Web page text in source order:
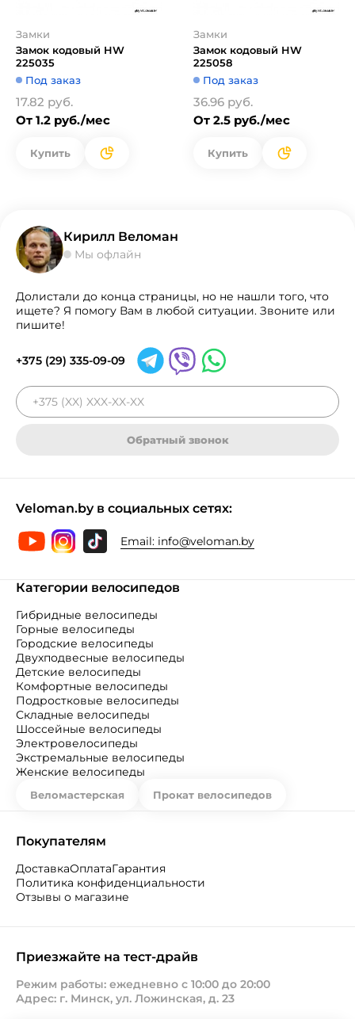
Замки
Замок кодовый HW
225035
Под заказ
17.82 руб.
От 1.2 руб./мес
Купить
Замки
Замок кодовый HW
225058
Под заказ
36.96 руб.
От 2.5 руб./мес
Купить
Кирилл Веломан
Мы офлайн
Долистали до конца страницы, но не нашли того, что
ищете? Я помогу Вам в любой ситуации. Звоните или
пишите!
+375 (29) 335-09-09
Обратный звонок
Veloman.by в социальных сетях:
Email: info@veloman.by
Категории велосипедов
Гибридные велосипеды
Горные велосипеды
Городские велосипеды
Двухподвесные велосипеды
Детские велосипеды
Комфортные велосипеды
Подростковые велосипеды
Складные велосипеды
Шоссейные велосипеды
Электровелосипеды
Экстремальные велосипеды
Женские велосипеды
Веломастерская Прокат велосипедов
Покупателям
ДоставкаОплатаГарантия
Политика конфиденциальности
Отзывы о магазине
Приезжайте на тест-драйв
Режим работы: ежедневно с 10:00 до 20:00
Адрес: г. Минск, ул. Ложинская, д. 23